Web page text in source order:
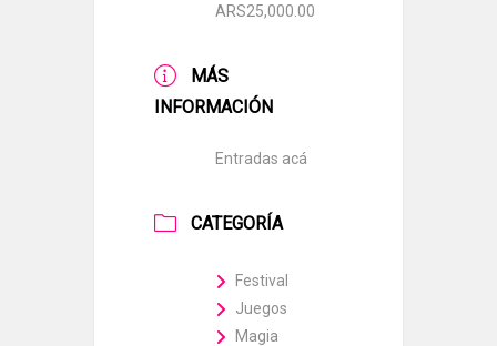
ARS25,000.00
MÁS
INFORMACIÓN
Entradas acá
CATEGORÍA
Festival
Juegos
Magia